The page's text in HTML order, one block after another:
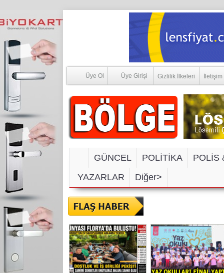
Üye Ol Üye Girişi Gizlilik İlkeleri İletişim
GÜNCEL POLİTİKA
POLİS
YAZARLAR
Diğer>